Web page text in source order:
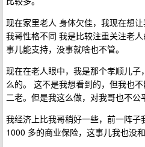
现在家里老人 身体欠佳，我现在想
我哥性格不同 我是比较注重关注老
事儿能支持，没事就啥也不管。
现在在老人眼中，我是那个孝顺儿
么的。 这不是我想看到的，但我也
二老。但是我这么做，对我哥也不公
我经济上比我哥稍好一些，前一阵
1000 多的商业保险，这事儿我也没